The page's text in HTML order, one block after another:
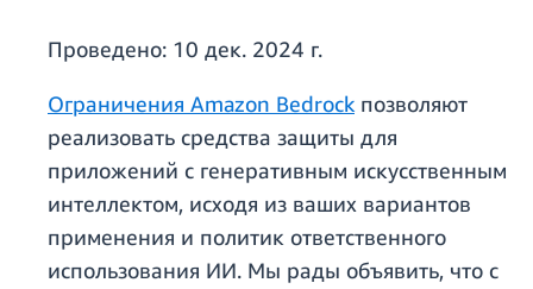
Проведено: 10 дек. 2024 г.
Ограничения Amazon Bedrock позволяют
реализовать средства защиты для
приложений с генеративным искусственным
интеллектом, исходя из ваших вариантов
применения и политик ответственного
использования ИИ. Мы рады объявить, что с